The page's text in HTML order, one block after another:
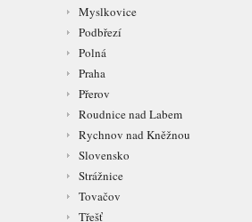
Myslkovice
Podbřezí
Polná
Praha
Přerov
Roudnice nad Labem
Rychnov nad Kněžnou
Slovensko
Strážnice
Tovačov
Třešť